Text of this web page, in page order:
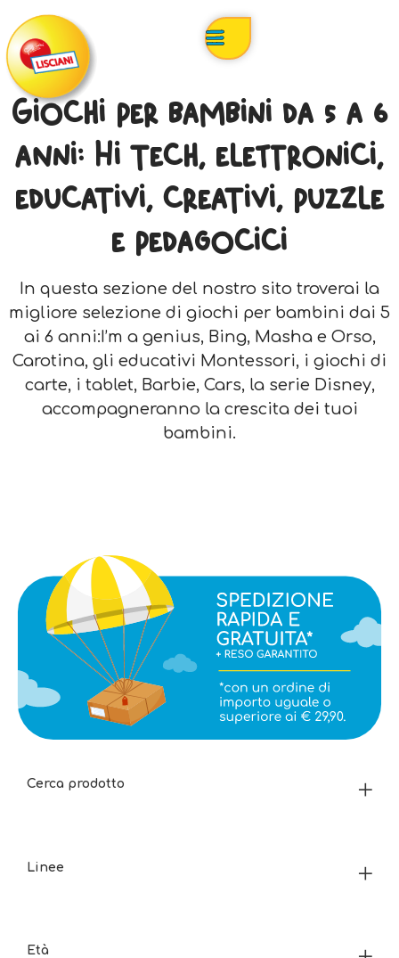
Giochi per bambini da 5 a 6
anni: Hi tech, elettronici,
educativi, creativi, puzzle
e pedagocici
In questa sezione del nostro sito troverai la
migliore selezione di giochi per bambini dai 5
ai 6 anni:I’m a genius, Bing, Masha e Orso,
Carotina, gli educativi Montessori, i giochi di
carte, i tablet, Barbie, Cars, la serie Disney,
accompagneranno la crescita dei tuoi
bambini.
Cerca prodotto
Linee
Età